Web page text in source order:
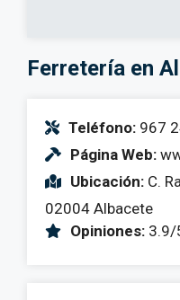
Ferretería en
Teléfono: 967
Página Web:
Ubicación: C.
02004 Albacete
Opiniones: 3.9/